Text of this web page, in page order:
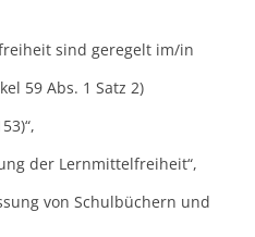
sind geregelt im/in
59 Abs. 1 Satz 2)
der Lernmittelfreiheit“,
von Schulbüchern und